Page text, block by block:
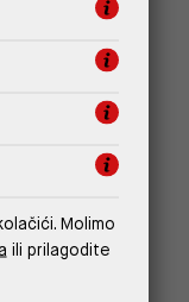
Molimo
ili prilagodite